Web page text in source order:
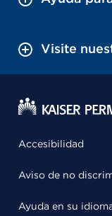
Visite
Accesibilidad
Aviso de no
Ayuda en su